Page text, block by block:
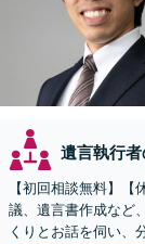
遺言執行
【初回相談無料】
議、遺言書作成など
くりとお話を伺い、